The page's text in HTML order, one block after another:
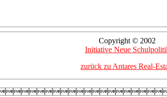
Copyright © 2002
Initiative Neue
zurück zu Antares Real-